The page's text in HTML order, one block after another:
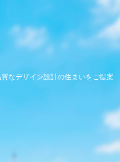
なデザイン設計の住まいをご提案